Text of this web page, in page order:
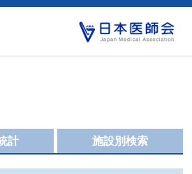
施設別検索
計